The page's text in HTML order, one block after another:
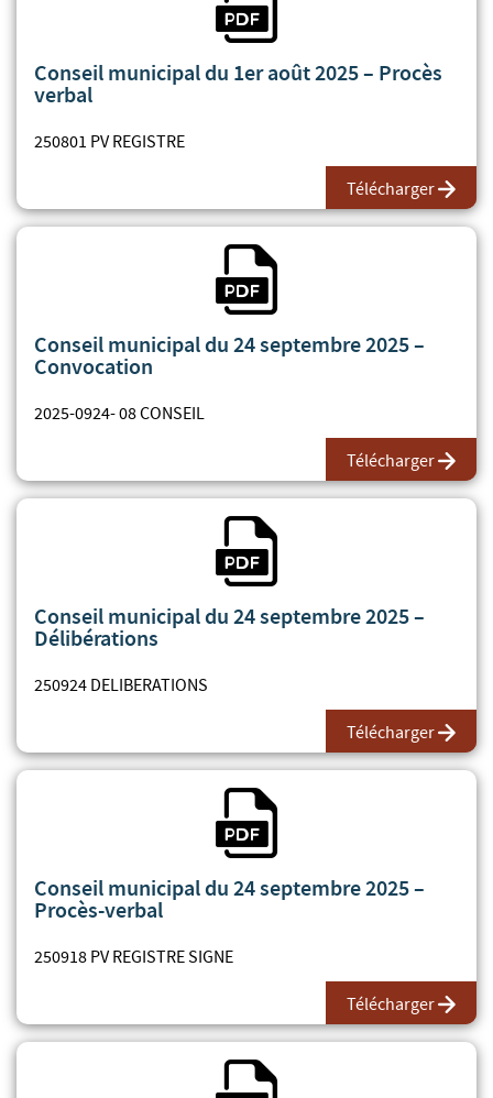
Conseil municipal du 1er août 2025 – Procès
verbal
250801 PV REGISTRE
Télécharger
Conseil municipal du 24 septembre 2025 –
Convocation
2025-0924- 08 CONSEIL
Télécharger
Conseil municipal du 24 septembre 2025 –
Délibérations
250924 DELIBERATIONS
Télécharger
Conseil municipal du 24 septembre 2025 –
Procès-verbal
250918 PV REGISTRE SIGNE
Télécharger